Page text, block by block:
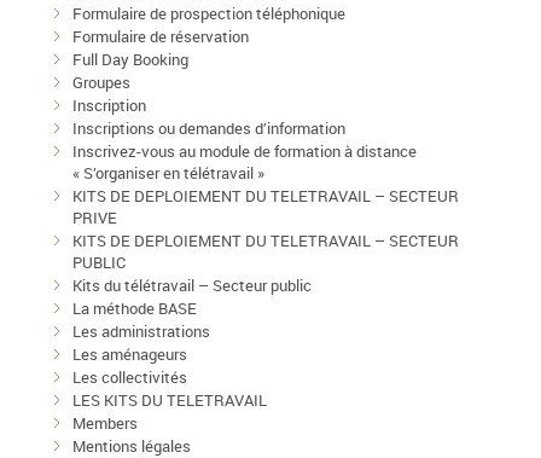
Formulaire de prospection téléphonique
Formulaire de réservation
Full Day Booking
Groupes
Inscription
Inscriptions ou demandes d’information
Inscrivez-vous au module de formation à distance
« S’organiser en télétravail »
KITS DE DEPLOIEMENT DU TELETRAVAIL – SECTEUR
PRIVE
KITS DE DEPLOIEMENT DU TELETRAVAIL – SECTEUR
PUBLIC
Kits du télétravail – Secteur public
La méthode BASE
Les administrations
Les aménageurs
Les collectivités
LES KITS DU TELETRAVAIL
Members
Mentions légales